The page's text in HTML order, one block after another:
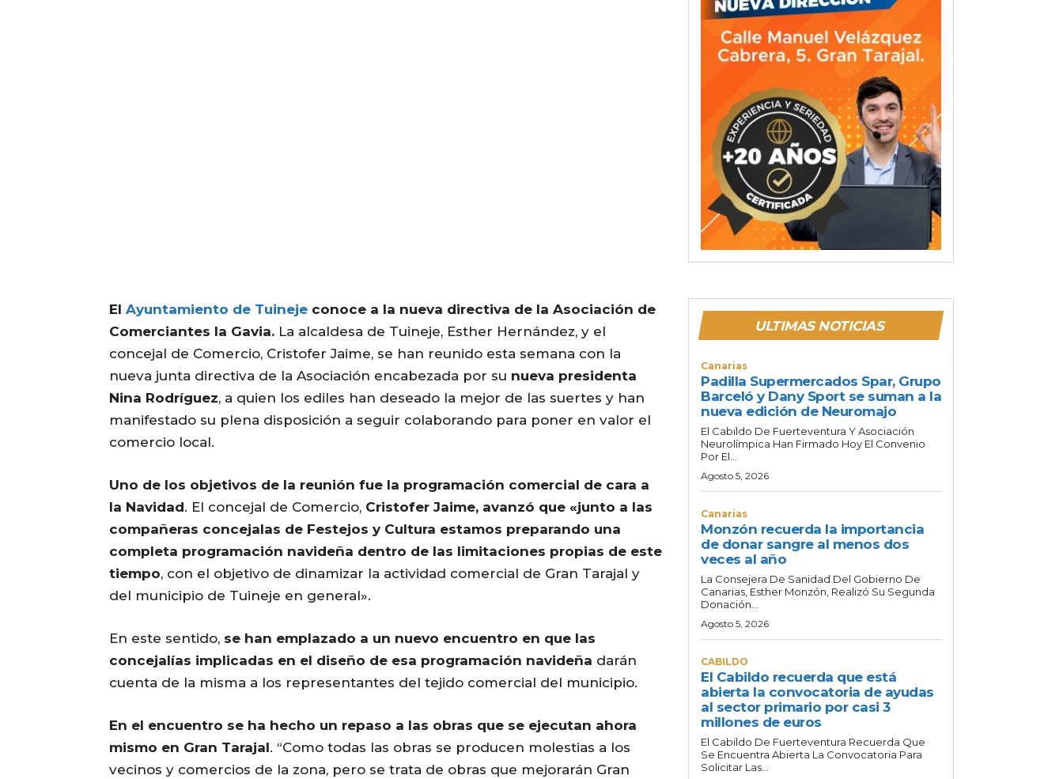
El Ayuntamiento de Tuineje conoce a la nueva directiva de la Asociación de
Comerciantes la Gavia. La alcaldesa de Tuineje, Esther Hernández, y el
concejal de Comercio, Cristofer Jaime, se han reunido esta semana con la
nueva junta directiva de la Asociación encabezada por su nueva presidenta
Nina Rodríguez, a quien los ediles han deseado la mejor de las suertes y han
manifestado su plena disposición a seguir colaborando para poner en valor el
comercio local.
Uno de los objetivos de la reunión fue la programación comercial de cara a
la Navidad. El concejal de Comercio, Cristofer Jaime, avanzó que «junto a las
compañeras concejalas de Festejos y Cultura estamos preparando una
completa programación navideña dentro de las limitaciones propias de este
tiempo, con el objetivo de dinamizar la actividad comercial de Gran Tarajal y
del municipio de Tuineje en general».
En este sentido, se han emplazado a un nuevo encuentro en que las
concejalías implicadas en el diseño de esa programación navideña darán
cuenta de la misma a los representantes del tejido comercial del municipio.
En el encuentro se ha hecho un repaso a las obras que se ejecutan ahora
mismo en Gran Tarajal. “Como todas las obras se producen molestias a los
vecinos y comercios de la zona, pero se trata de obras que mejorarán Gran
ULTIMAS NOTICIAS
Canarias
Padilla Supermercados Spar, Grupo
Barceló y Dany Sport se suman a la
nueva edición de Neuromajo
El Cabildo De Fuerteventura Y Asociación
Neurolímpica Han Firmado Hoy El Convenio
Por El...
Agosto 5, 2026
Canarias
Monzón recuerda la importancia
de donar sangre al menos dos
veces al año
La Consejera De Sanidad Del Gobierno De
Canarias, Esther Monzón, Realizó Su Segunda
Donación...
Agosto 5, 2026
CABILDO
El Cabildo recuerda que está
abierta la convocatoria de ayudas
al sector primario por casi 3
millones de euros
El Cabildo De Fuerteventura Recuerda Que
Se Encuentra Abierta La Convocatoria Para
Solicitar Las...